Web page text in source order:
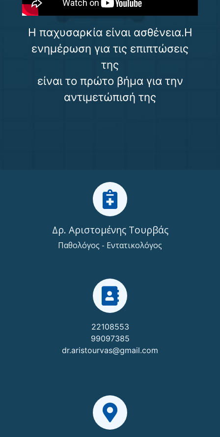
Η παχυσαρκία είναι ασθένεια.Η
ενημέρωση για τις επιπτώσεις
της
είναι το πρώτο βήμα για την
αντιμετώπισή της
Δρ. Αριστομένης Τουρβάς
Παθολόγος - Εντατικολόγος
22108553
99097385
dr.aristourvas@gmail.com